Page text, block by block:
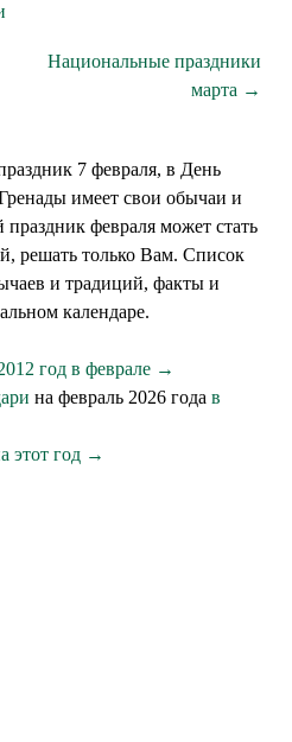
Национальные праздники
марта →
7 февраля, в День
имеет свои обычаи и
февраля может стать
решать только Вам. Список
и традиций, факты и
календаре.
год в феврале →
на февраль 2026 года в
этот год →